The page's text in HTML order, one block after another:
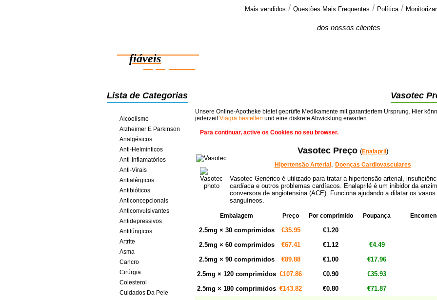
Mais vendidos / Questões Mais Frequentes / Política /
fiáveis
poupança online
dos nossos clientes
Lista de Categorias Vasotec
Alcoolismo
Alzheimer E Parkinson
Analgésicos
Anti-Helmínticos
Anti-Inflamatórios
Anti-Virais
Antialérgicos
Antibióticos
Anticoncepcionais
Anticonvulsivantes
Antidepressivos
Antifúngicos
Artrite
Asma
Cancro
Cirúrgia
Colesterol
Cuidados Da Pele
Unsere Online-Apotheke bietet geprüfte Medikamente mit garantiertem Ursprung. Hier
jederzeitViagra bestellen und eine diskrete Abwicklung erwarten.
Para continuar, active os Cookies no seu browser.
Vasotec Preço (Enalapril)
Hipertensão Arterial, Doenças Cardiovasculares
Vasotec Genérico é utilizado para tratar a hipertensão arterial,
cardíaca e outros problemas cardíacos. Enalaprilé é um inibidor da
conversora de angiotensina (ACE). Funciona ajudando a dilatar os vasos
sanguíneos.
Embalagem Preço Por comprimido Poupança
2.5mg × 30 comprimidos €35.95 €1.20
2.5mg × 60 comprimidos €67.41 €1.12 €4.49
2.5mg × 90 comprimidos €89.88 €1.00 €17.96
2.5mg × 120 comprimidos €107.86 €0.90 €35.93
2.5mg × 180 comprimidos €143.82 €0.80 €71.87